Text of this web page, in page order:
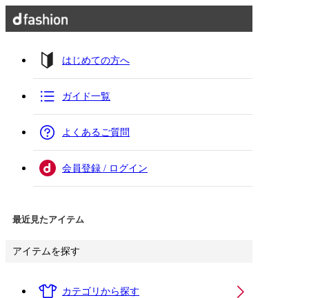
はじめての方へ
ガイド一覧
よくあるご質問
会員登録 / ログイン
最近見たアイテム
アイテムを探す
カテゴリから探す